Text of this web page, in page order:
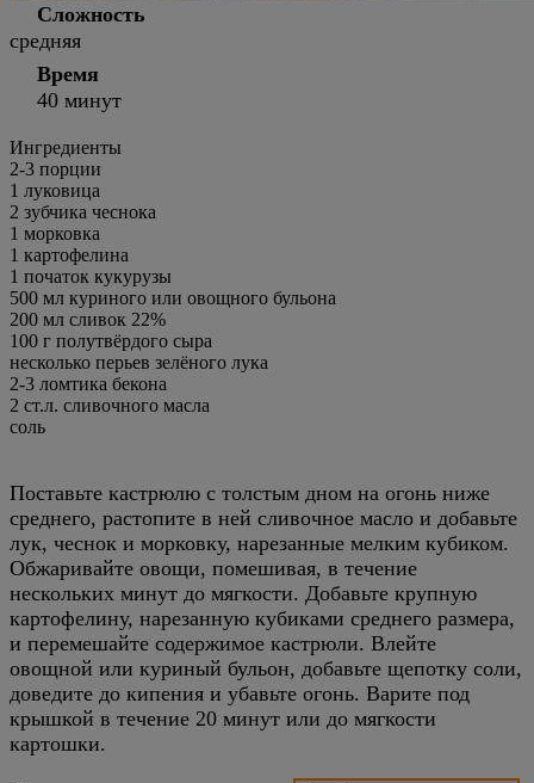
Сложность
средняя
Время
40 минут
Ингредиенты
2-3 порции
1 луковица
2 зубчика чеснока
1 морковка
1 картофелина
1 початок кукурузы
500 мл куриного или овощного бульона
200 мл сливок 22%
100 г полутвёрдого сыра
несколько перьев зелёного лука
2-3 ломтика бекона
2 ст.л. сливочного масла
соль
Поставьте кастрюлю с толстым дном на огонь ниже
среднего, растопите в ней сливочное масло и добавьте
лук, чеснок и морковку, нарезанные мелким кубиком.
Обжаривайте овощи, помешивая, в течение
нескольких минут до мягкости. Добавьте крупную
картофелину, нарезанную кубиками среднего размера,
и перемешайте содержимое кастрюли. Влейте
овощной или куриный бульон, добавьте щепотку соли,
доведите до кипения и убавьте огонь. Варите под
крышкой в течение 20 минут или до мягкости
картошки.